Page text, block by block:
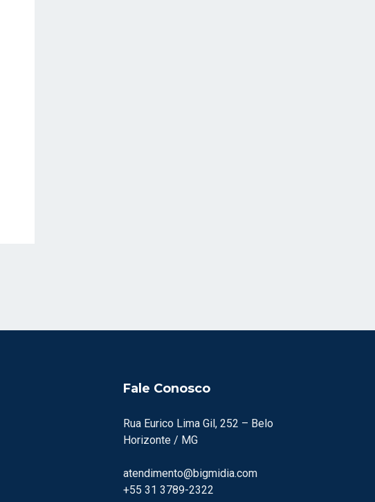
Fale Conosco
Rua Eurico Lima Gil, 252 – Belo
Horizonte / MG
atendimento@bigmidia.com
+55 31 3789-2322